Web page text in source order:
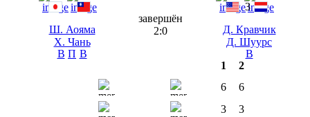
Ш. Аояма
Х. Чань
В П В
завершён
2:0
3
Д. Кравчик
Д. Шуурс
В
1
6
3
2
6
3